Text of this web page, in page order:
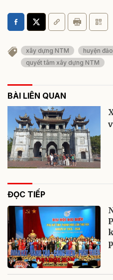
xây dựng NTM
huyện
quyết tâm xây dựng NTM
BÀI LIÊN QUAN
ĐỌC TIẾP